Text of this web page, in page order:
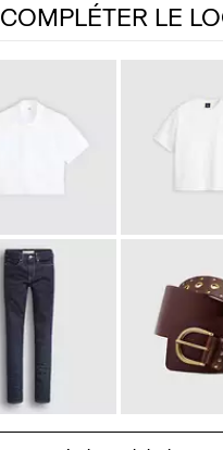
COMPLÉTER LE